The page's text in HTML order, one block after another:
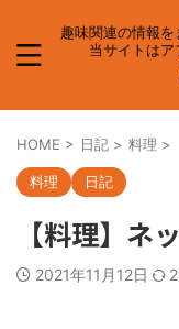
趣味関連の情報を
当サイトはア
HOME > 日記 > 料理 >
料理 日記
【料理】ネ
2021年11月12日